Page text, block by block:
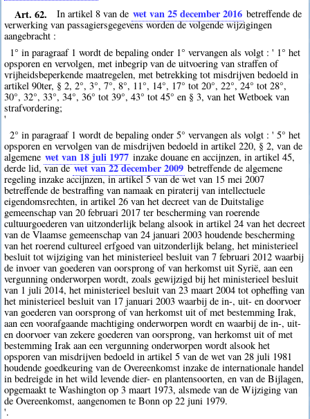
Art. 62. In artikel 8 van de wet van 25 december 2016 betreffende de
verwerking van passagiersgegevens worden de volgende wijzigingen
aangebracht :
1° in paragraaf 1 wordt de bepaling onder 1° vervangen als volgt : ' 1° het
opsporen en vervolgen, met inbegrip van de uitvoering van straffen of
vrijheidsbeperkende maatregelen, met betrekking tot misdrijven bedoeld in
artikel 90ter, § 2, 2°, 3°, 7°, 8°, 11°, 14°, 17° tot 20°, 22°, 24° tot 28°,
30°, 32°, 33°, 34°, 36° tot 39°, 43° tot 45° en § 3, van het Wetboek van
strafvordering;
'
2° in paragraaf 1 wordt de bepaling onder 5° vervangen als volgt : ' 5° het
opsporen en vervolgen van de misdrijven bedoeld in artikel 220, § 2, van de
algemene wet van 18 juli 1977 inzake douane en accijnzen, in artikel 45,
derde lid, van dewet van 22 december 2009 betreffende de algemene
regeling inzake accijnzen, in artikel 5 van de wet van 15 mei 2007
betreffende de bestraffing van namaak en piraterij van intellectuele
eigendomsrechten, in artikel 26 van het decreet van de Duitstalige
gemeenschap van 20 februari 2017 ter bescherming van roerende
cultuurgoederen van uitzonderlijk belang alsook in artikel 24 van het decreet
van de Vlaamse gemeenschap van 24 januari 2003 houdende bescherming
van het roerend cultureel erfgoed van uitzonderlijk belang, het ministerieel
besluit tot wijziging van het ministerieel besluit van 7 februari 2012 waarbij
de invoer van goederen van oorsprong of van herkomst uit Syrië, aan een
vergunning onderworpen wordt, zoals gewijzigd bij het ministerieel besluit
van 1 juli 2014, het ministerieel besluit van 23 maart 2004 tot opheffing van
het ministerieel besluit van 17 januari 2003 waarbij de in-, uit- en doorvoer
van goederen van oorsprong of van herkomst uit of met bestemming Irak,
aan een voorafgaande machtiging onderworpen wordt en waarbij de in-, uit-
en doorvoer van zekere goederen van oorsprong, van herkomst uit of met
bestemming Irak aan een vergunning onderworpen wordt alsook het
opsporen van misdrijven bedoeld in artikel 5 van de wet van 28 juli 1981
houdende goedkeuring van de Overeenkomst inzake de internationale handel
in bedreigde in het wild levende dier- en plantensoorten, en van de Bijlagen,
opgemaakt te Washington op 3 maart 1973, alsmede van de Wijziging van
de Overeenkomst, aangenomen te Bonn op 22 juni 1979.
'.